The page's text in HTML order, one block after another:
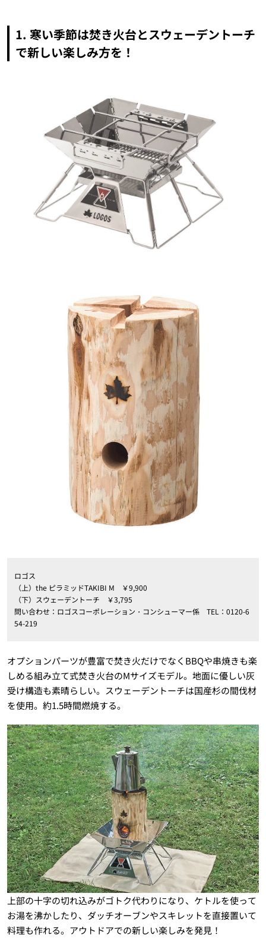
1. 寒い季節は焚き火台とスウェーデントーチ
で新しい楽しみ方を！
ロゴス
（上）the ピラミッドTAKIBI M ￥9,900
（下）スウェーデントーチ ￥3,795
問い合わせ：ロゴスコーポレーション・コンシューマー係 TEL：0120-6
54-219
オプションパーツが豊富で焚き火だけでなくBBQや串焼きも楽
しめる組み立て式焚き火台のMサイズモデル。地面に優しい灰
受け構造も素晴らしい。スウェーデントーチは国産杉の間伐材
を使用。約1.5時間燃焼する。
上部の十字の切れ込みがゴトク代わりになり、ケトルを使って
お湯を沸かしたり、ダッチオーブンやスキレットを直接置いて
料理も作れる。アウトドアでの新しい楽しみを発見！